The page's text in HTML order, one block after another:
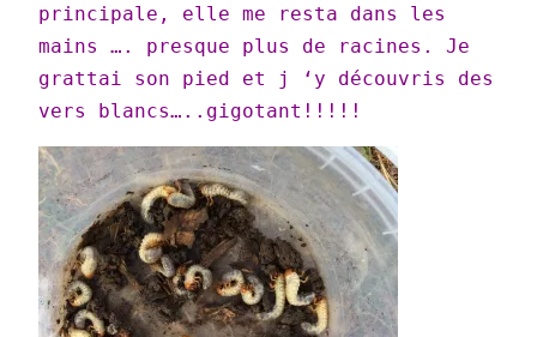
principale, elle me resta dans les
mains …. presque plus de racines. Je
grattai son pied et j ‘y découvris des
vers blancs…..gigotant!!!!!